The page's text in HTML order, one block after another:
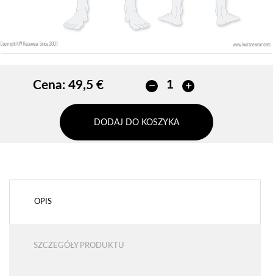
Cena: 49,5 €
DODAJ DO KOSZYKA
OPIS
SZCZEGÓŁY PRODUKTU